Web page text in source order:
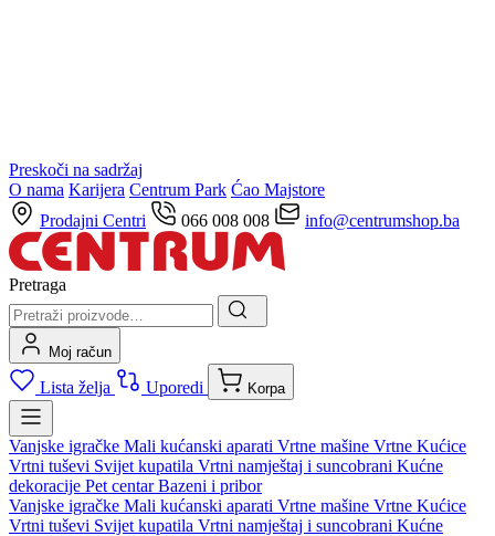
Preskoči na sadržaj
O nama Karijera Centrum Park Ćao Majstore
Prodajni Centri
066 008 008 info@centrumshop.ba
Pretraga
Moj račun
Lista želja Uporedi Korpa
Vanjske igračke Mali kućanski aparati Vrtne mašine Vrtne Kućice
Vrtni tuševi Svijet kupatila Vrtni namještaj i suncobrani Kućne
dekoracije Pet centarBazeni i pribor
Vanjske igračke Mali kućanski aparati Vrtne mašine Vrtne Kućice
Vrtni tuševi Svijet kupatila Vrtni namještaj i suncobrani Kućne